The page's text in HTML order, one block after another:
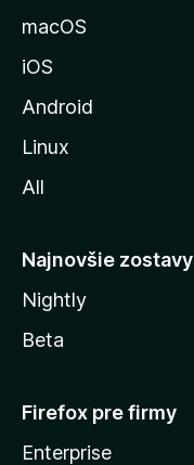
o
z
l
macOS
iOS
Android
Linux
All
Najnovšie zostavy
Nightly
Beta
Firefox pre firmy
Enterprise